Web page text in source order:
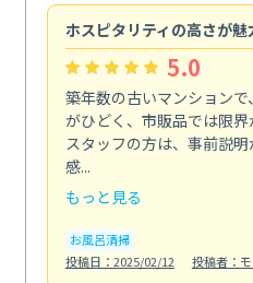
ホスピタリティの高さが魅
5.0
築年数の古いマンション
がひどく、市販品では限界
スタッフの方は、事前説
感...
もっと見る
お風呂清掃
投稿日：2025/02/12
投稿者：